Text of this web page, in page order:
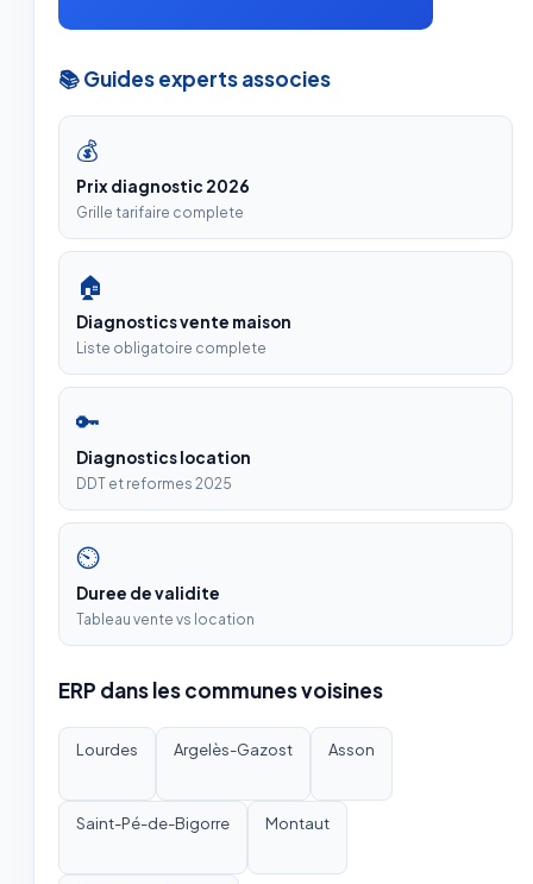
📚 Guides experts associes
💰
Prix diagnostic 2026
Grille tarifaire complete
🏠
Diagnostics vente maison
Liste obligatoire complete
🔑
Diagnostics location
DDT et reformes 2025
⏲
Duree de validite
Tableau vente vs location
ERP dans les communes voisines
Lourdes Argelès-Gazost Asson
Saint-Pé-de-Bigorre Montaut